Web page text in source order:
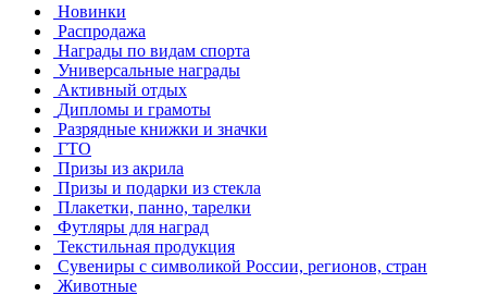
Новинки
Распродажа
Награды по видам спорта
Универсальные награды
Активный отдых
Дипломы и грамоты
Разрядные книжки и значки
ГТО
Призы из акрила
Призы и подарки из стекла
Плакетки, панно, тарелки
Футляры для наград
Текстильная продукция
Сувениры с символикой России, регионов, стран
Животные